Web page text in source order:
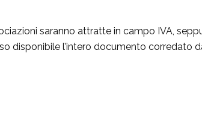
saranno attratte in campo IVA,
disponibile l’intero documento corredato